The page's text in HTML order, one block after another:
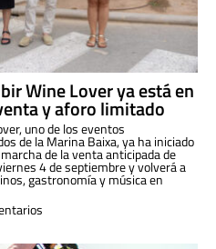
Wine Lover ya está en
y aforo limitado
uno de los eventos
de la Marina Baixa, ya ha iniciado
de la venta anticipada de
4 de septiembre y volverá a
gastronomía y música en